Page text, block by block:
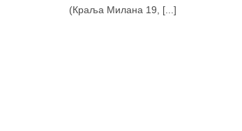
(Краља Милана 19, [...]